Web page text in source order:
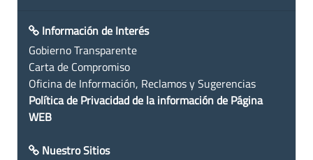
Información de Interés
Gobierno Transparente
Carta de Compromiso
Oficina de Información, Reclamos y Sugerencias
Política de Privacidad de la información de Página
WEB
Nuestro Sitios